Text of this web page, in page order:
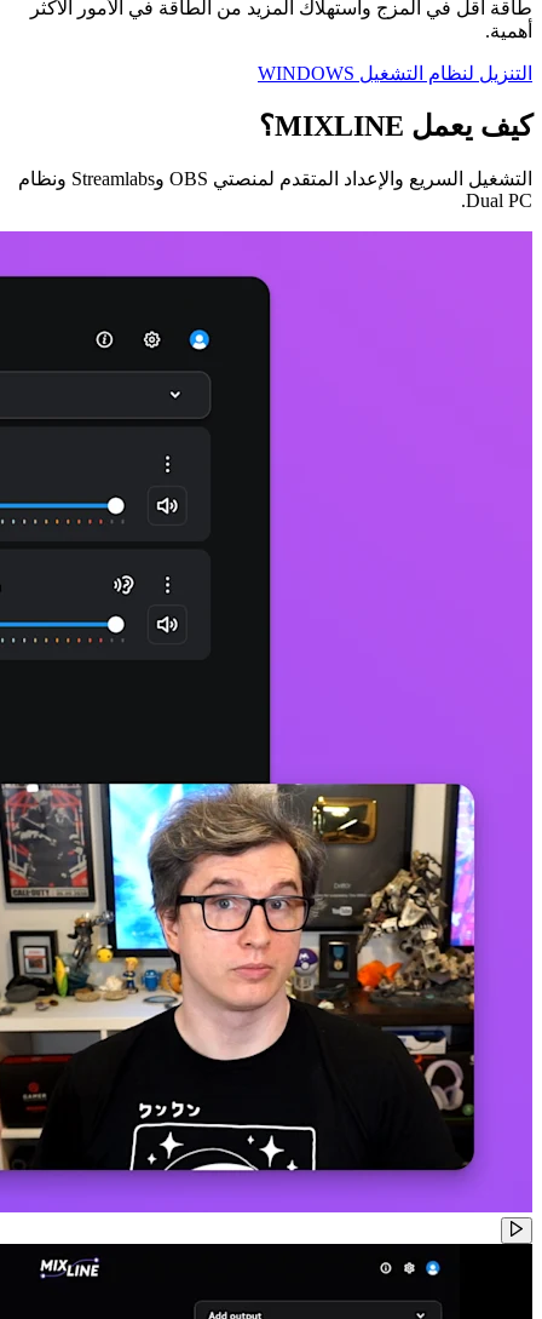
طاقة أقل في المزج واستهلاك المزيد من الطاقة في الأمور الأكثر
أهمية.
التنزيل لنظام التشغيل WINDOWS
كيف يعمل MIXLINE؟
التشغيل السريع والإعداد المتقدم لمنصتي OBS وStreamlabs ونظام
Dual PC.